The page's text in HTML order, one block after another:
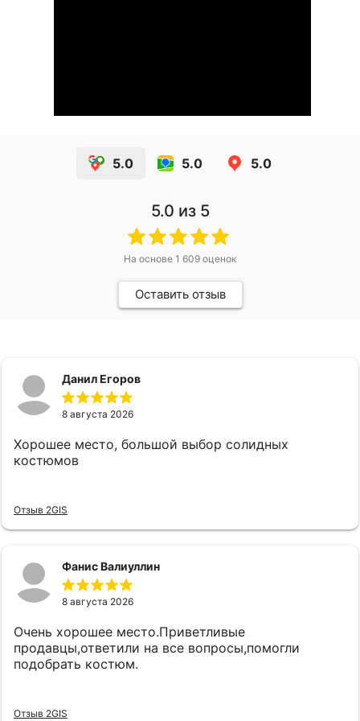
5.0 5.0 5.0
5.0 из 5
На основе 1 609 оценок
Оставить отзыв
Данил Егоров
8 августа 2026
Хорошее место, большой выбор солидных
костюмов
Отзыв 2GIS
Фанис Валиуллин
8 августа 2026
Очень хорошее место.Приветливые
продавцы,ответили на все вопросы,помогли
подобрать костюм.
Отзыв 2GIS